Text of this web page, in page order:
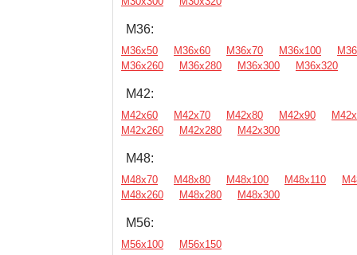
М36:
М36х50 М36х60 М36х70 М36х100
М36х260
М36х280 М36х300 М36х320
М42:
М42х60 М42х70 М42х80 М42х90
М42х260
М42х280 М42х300
М48:
М48х70 М48х80 М48х100 М48х110
М48х260
М48х280 М48х300
М56:
М56х100 М56х150